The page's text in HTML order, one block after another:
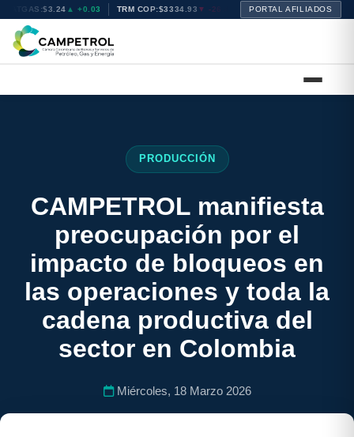
NATGAS: $3.24▲ +0.03 TRM COP:$3334.93▼ -26.48 BRENT:$83.54▲ +1.05
PORTAL AFILIADOS
PRODUCCIÓN
CAMPETROL manifiesta
preocupación por el
impacto de bloqueos en
las operaciones y toda la
cadena productiva del
sector en Colombia
Miércoles, 18 Marzo 2026